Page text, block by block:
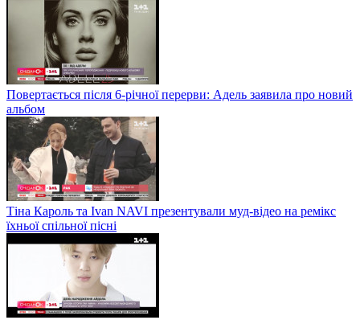
Повертається після 6-річної перерви: Адель заявила про новий
альбом
Тіна Кароль та Ivan NAVI презентували муд-відео на ремікс
їхньої спільної пісні